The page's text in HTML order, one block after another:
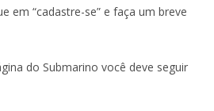
em “cadastre-se” e faça um breve
do Submarino você deve seguir